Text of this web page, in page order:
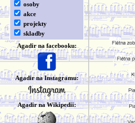
osoby
akce
projekty
skladby
Agadir na facebooku:
Agadir na Instagramu:
Agadir na Wikipedii: